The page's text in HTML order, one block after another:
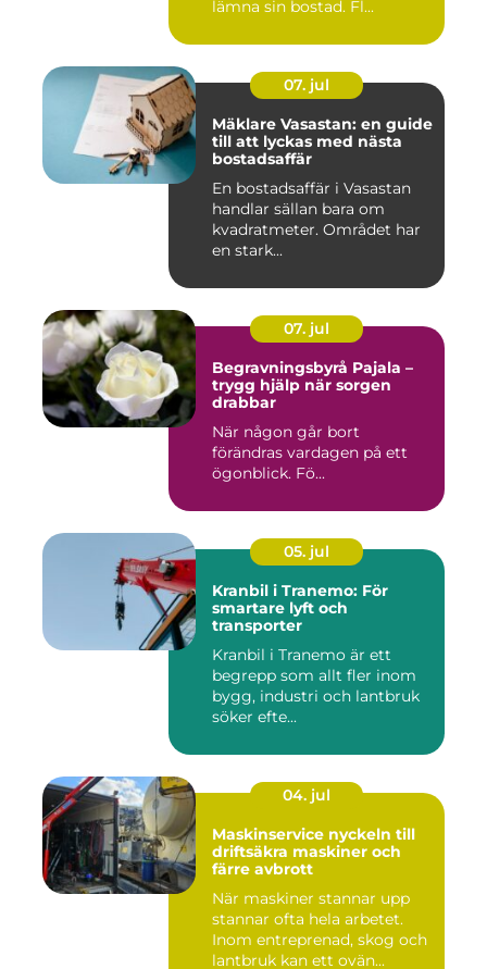
lämna sin bostad. Fl...
07. jul
Mäklare Vasastan: en guide
till att lyckas med nästa
bostadsaffär
En bostadsaffär i Vasastan
handlar sällan bara om
kvadratmeter. Området har
en stark...
07. jul
Begravningsbyrå Pajala –
trygg hjälp när sorgen
drabbar
När någon går bort
förändras vardagen på ett
ögonblick. Fö...
05. jul
Kranbil i Tranemo: För
smartare lyft och
transporter
Kranbil i Tranemo är ett
begrepp som allt fler inom
bygg, industri och lantbruk
söker efte...
04. jul
Maskinservice nyckeln till
driftsäkra maskiner och
färre avbrott
När maskiner stannar upp
stannar ofta hela arbetet.
Inom entreprenad, skog och
lantbruk kan ett ovän...